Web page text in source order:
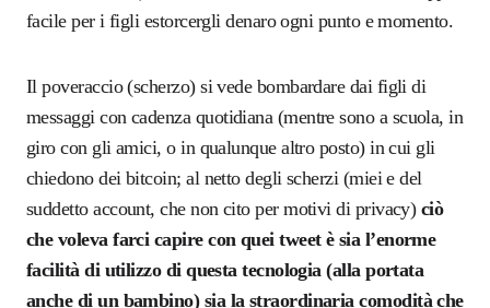
facile per i figli estorcergli denaro ogni punto e momento.
Il poveraccio (scherzo) si vede bombardare dai figli di
messaggi con cadenza quotidiana (mentre sono a scuola, in
giro con gli amici, o in qualunque altro posto) in cui gli
chiedono dei bitcoin; al netto degli scherzi (miei e del
suddetto account, che non cito per motivi di privacy) ciò
che voleva farci capire con quei tweet è sia l’enorme
facilità di utilizzo di questa tecnologia (alla portata
anche di un bambino) sia la straordinaria comodità che